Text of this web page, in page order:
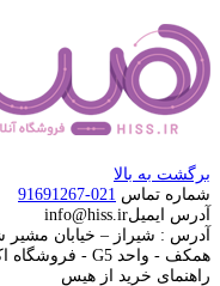
برگشت به بالا
شماره تماس 021-91691267
آدرس ایمیلinfo@hiss.ir
آدرس : شیراز – خیابان
همکف - واحد G5 - فروشگاه اکلیل
راهنمای خرید از هیس